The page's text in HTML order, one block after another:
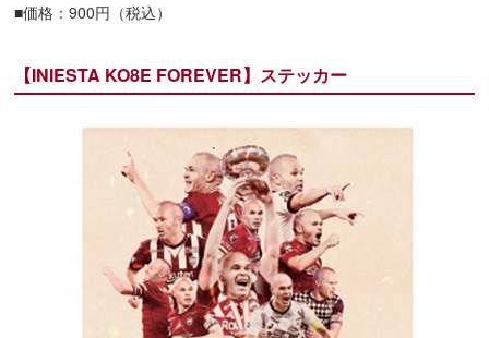
■価格：900円（税込）
【INIESTA KO8E FOREVER】ステッカー